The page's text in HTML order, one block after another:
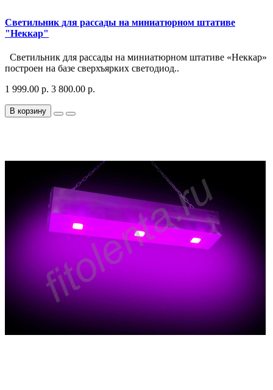
Светильник для рассады на миниатюрном штативе
"Неккар"
Светильник для рассады на миниатюрном штативе «Неккар»
построен на базе сверхъярких светодиод..
1 999.00 р. 3 800.00 р.
В корзину